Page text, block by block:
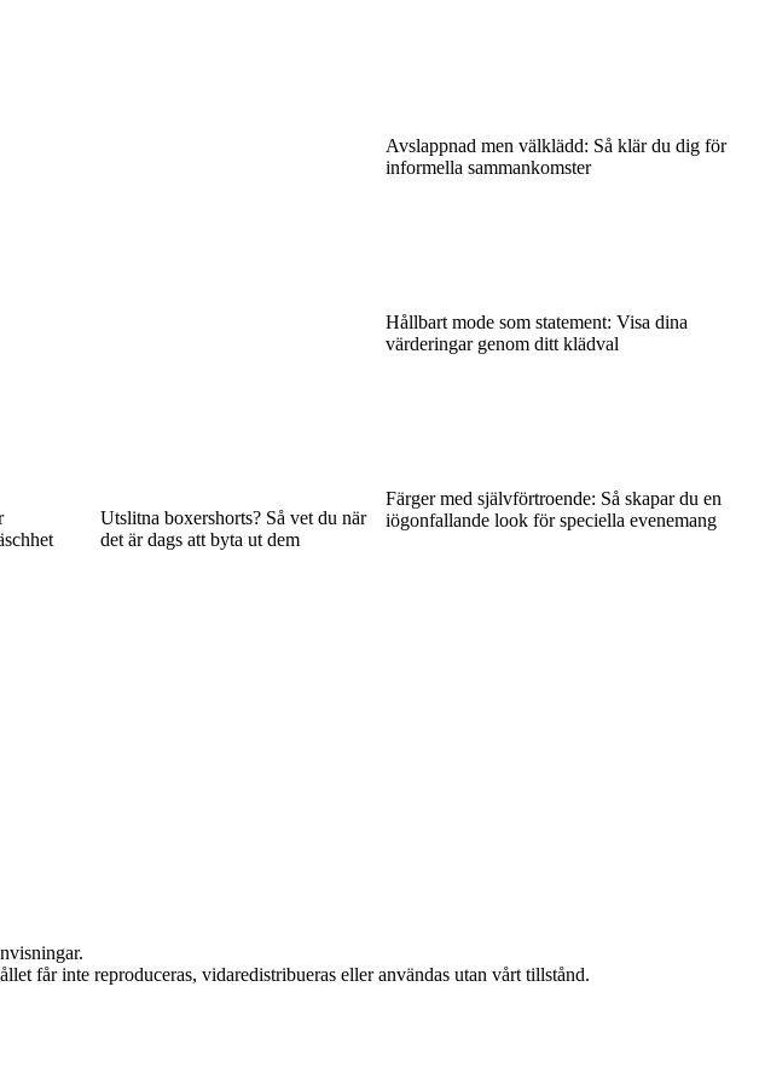
Utslitna boxershorts? Så vet du när
det är dags att byta ut dem
Avslappnad men välklädd: Så klär du dig för
informella sammankomster
Hållbart mode som statement: Visa dina
värderingar genom ditt klädval
Färger med självförtroende: Så skapar du en
iögonfallande look för speciella evenemang
får inte reproduceras, vidaredistribueras eller användas utan vårt tillstånd.